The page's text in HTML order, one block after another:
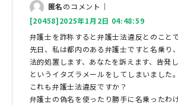
匿名のコメント｜
[20458]2025年1月2日 04:48:59
弁護士を詐称すると弁護士法違反とのことで
先日、私は都内のある弁護士ですと名乗り、
法的処置します、あなたを訴えます、告発し
というイタズラメールをしてしまいました。
これも弁護士法違反ですか？
弁護士の偽名を使ったり勝手に名乗ったわ